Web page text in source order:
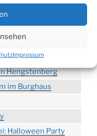
Impressum
Ortsmitte
Turnier
Hengstenberg
im Burghaus
Halloween Party